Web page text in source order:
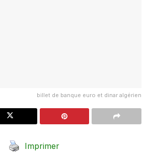
billet de banque euro et dinar algérien
Imprimer